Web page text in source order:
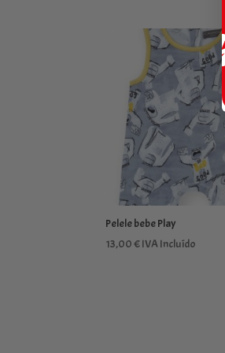
Pelele bebe Play
13,00€IVA Incluído